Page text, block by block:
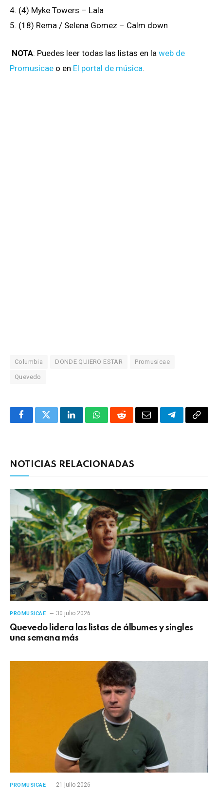
4. (4) Myke Towers – Lala
5. (18) Rema / Selena Gomez – Calm down
NOTA: Puedes leer todas las listas en la web de
Promusicae o en El portal de música.
Columbia DONDE QUIERO ESTAR Promusicae
Quevedo
FacebookTwitterLinkedInWhatsAppRedditCorreoTelegrama
NOTICIAS RELACIONADAS
PROMUSICAE 30 julio 2026
Quevedo lidera las listas de álbumes y singles
una semana más
PROMUSICAE 21 julio 2026